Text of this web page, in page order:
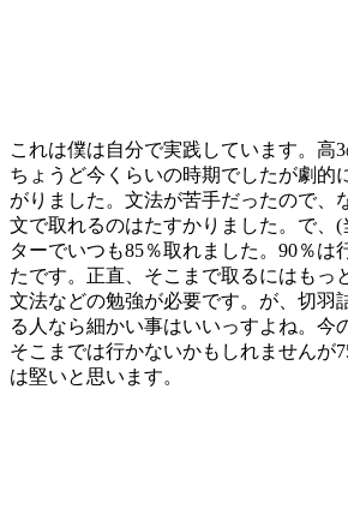
これは僕は自分で実践しています。高3
ちょうど今くらいの時期でしたが劇的
がりました。文法が苦手だったので、
文で取れるのはたすかりました。で、(
ターでいつも85％取れました。90％は
たです。正直、そこまで取るにはもっ
文法などの勉強が必要です。が、切羽
る人なら細かい事はいいっすよね。今
そこまでは行かないかもしれませんが
は堅いと思います。